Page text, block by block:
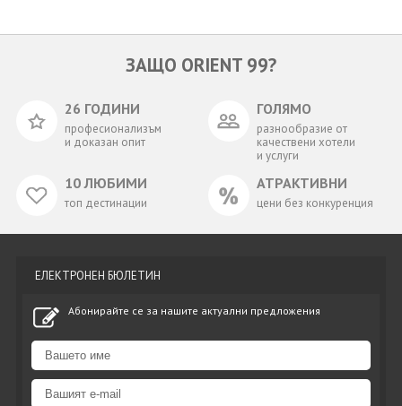
ЗАЩО ORIENT 99?
26 ГОДИНИ
професионализъм
и доказан опит
ГОЛЯМО
разнообразие от
качествени хотели
и услуги
10 ЛЮБИМИ
топ дестинации
АТРАКТИВНИ
цени без конкуренция
ЕЛЕКТРОНЕН БЮЛЕТИН
Абонирайте се за нашите актуални предложения